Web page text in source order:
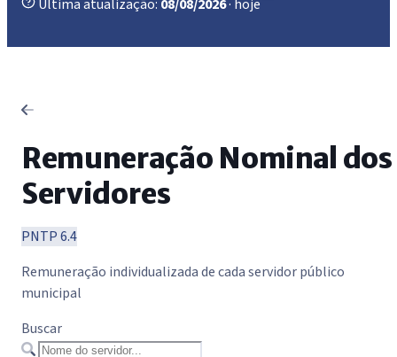
Última atualização: 08/08/2026· hoje
Remuneração Nominal dos
Servidores
PNTP 6.4
Remuneração individualizada de cada servidor público
municipal
Buscar